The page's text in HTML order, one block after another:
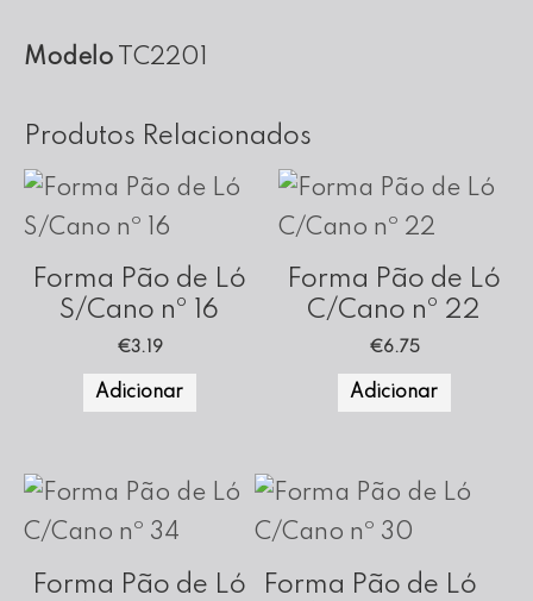
Modelo TC2201
Produtos Relacionados
Forma Pão de Ló
S/Cano nº 16
€3.19
Adicionar
Forma Pão de Ló
C/Cano nº 22
€6.75
Adicionar
Forma Pão de Ló
Forma Pão de Ló